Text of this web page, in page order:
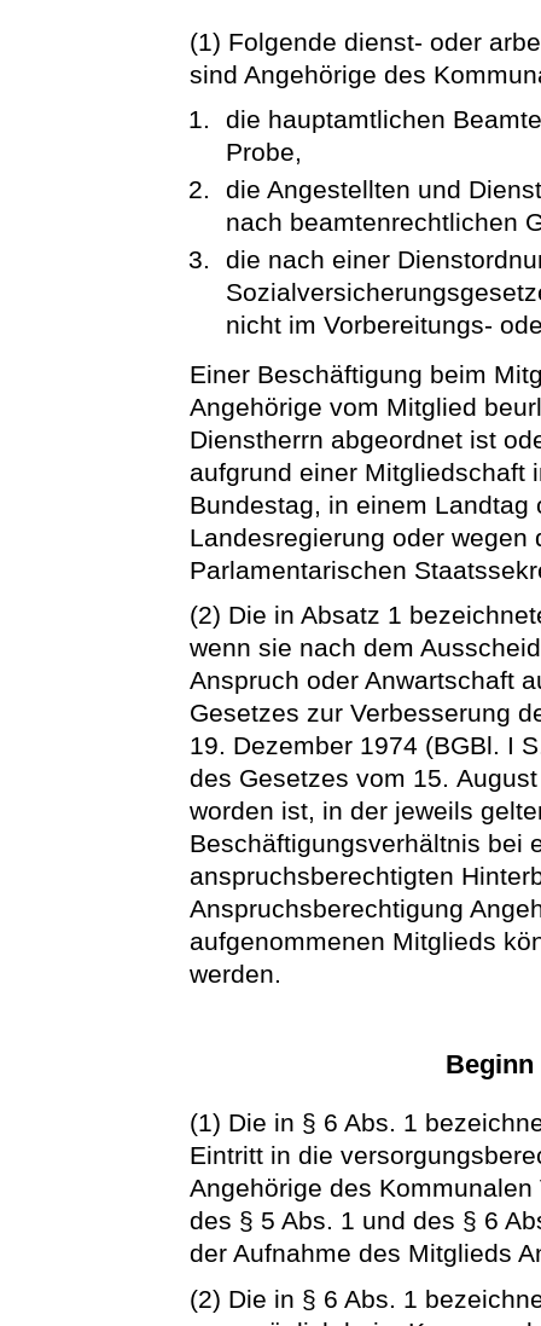
(1) Folgende dienst- oder
sind Angehörige des
die hauptamtlichen
Probe,
die Angestellten und
nach beamtenrechtlichen
die nach einer
nicht im Vorbereitungs-
Einer Beschäftigung beim
Angehörige vom Mitglied
Dienstherrn abgeordnet ist
aufgrund einer Mitgliedschaft
Bundestag, in einem
Landesregierung oder wegen
Parlamentarischen
(2) Die in Absatz 1
wenn sie nach dem
Anspruch oder Anwartschaft
Gesetzes zur Verbesserung
19. Dezember 1974 (BGBl. I
des Gesetzes vom 15.
worden ist, in der jeweils
Beschäftigungsverhältnis bei
anspruchsberechtigten
Anspruchsberechtigung
aufgenommenen Mitglieds
werden.
Beginn
(1) Die in § 6 Abs. 1
Eintritt in die
Angehörige des
des § 5 Abs. 1 und des § 6
der Aufnahme des Mitglieds
(2) Die in § 6 Abs. 1